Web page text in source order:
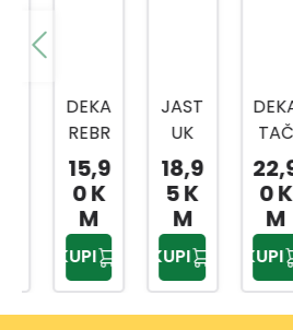
DEKA
REBR
ASTA
150X
CM
15,9
0 K
JAST
DP32
5 CM
18,9
5 K
KUPI
DEKA
TAČ
KICE
180X
CM
22,9
0 K